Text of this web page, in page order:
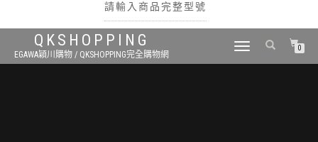
請輸入商品完整型號
QKSHOPPING
EGAWA穎川購物 / QKSHOPPING完全購物網
TOGGLE
0